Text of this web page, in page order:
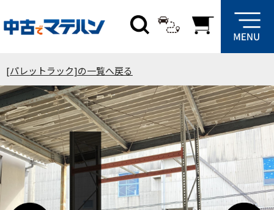
[パレットラック]の一覧へ戻る